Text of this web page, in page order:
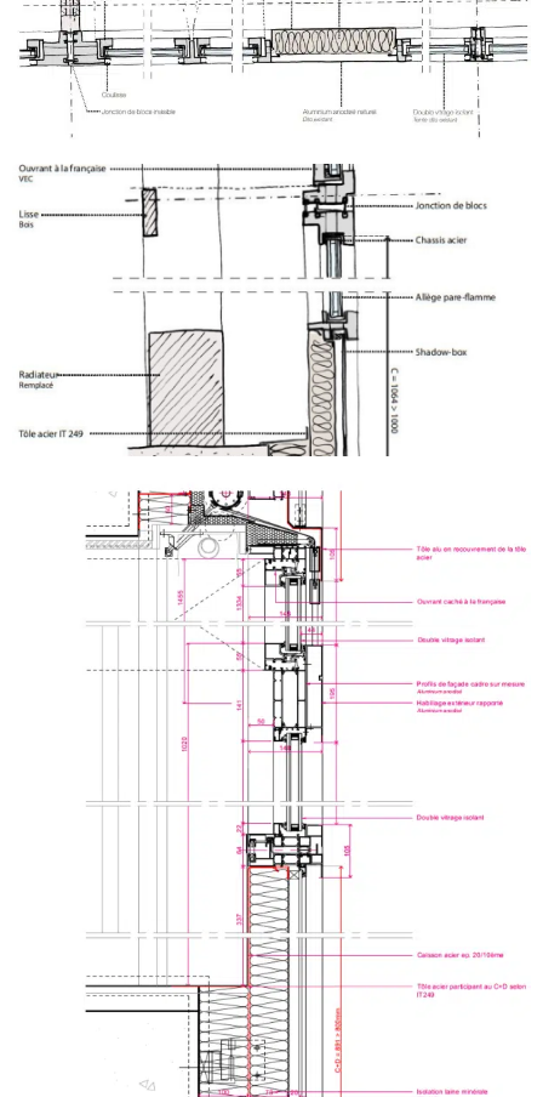
Projets
–
Nos expertises
Histoire & publications
–
Contact
Nous rejoindre